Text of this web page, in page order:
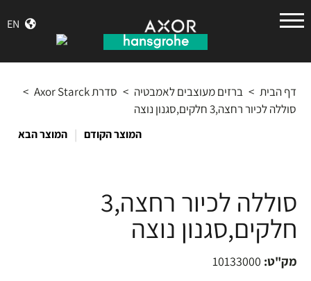
EN
גרואה
דף הבית > ברזים מעוצבים לאמבטיה > סדרת Axor Starck
>
סוללה לכיור רחצה,3 חלקים,סגנון נוצה
המוצר הקודם | המוצר הבא
סוללה לכיור רחצה,3
חלקים,סגנון נוצה
מק"ט: 10133000